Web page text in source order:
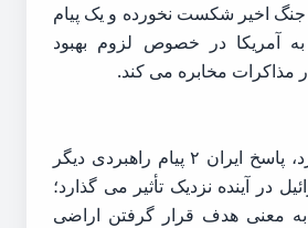
جنگ اخیر شکست نخورده و یک پیام
آمریکا در خصوص لزوم بهبود
مذاکرات مخابره می کند.
هایموویچ اضافه کرد، پاسخ ایران ۲ پیام راهبردی دیگر
در آینده نزدیک تأثیر می گذارد؛
به معنی هدف قرار گرفتن اراضی